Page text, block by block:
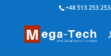
+48 513 253 253